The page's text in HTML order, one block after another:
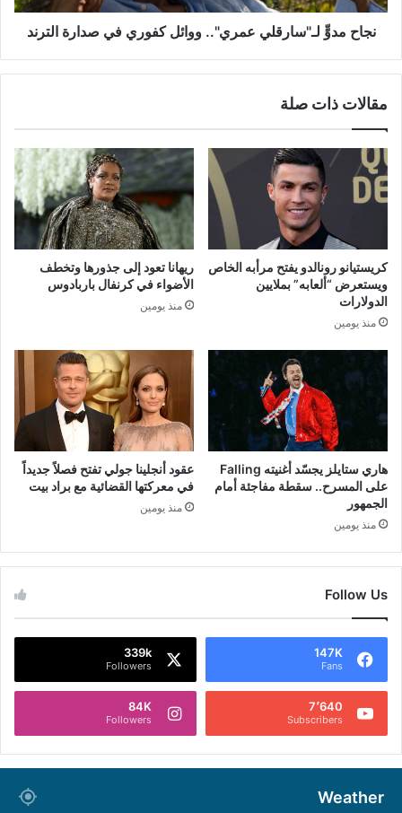
الترند
نجاح مدوٍّ لـ"سارقلي عمري".. ووائل كفوري في صدارة الترند
مقالات ذات صلة
كريستيانو رونالدو يفتح مرأبه الخاص
ويستعرض “ألعابه” بملايين
الدولارات
منذ يومين
ريهانا تعود إلى جذورها وتخطف
الأضواء في كرنفال باربادوس
منذ يومين
هاري ستايلز يجسّد أغنيته Falling
على المسرح.. سقطة مفاجئة أمام
الجمهور
منذ يومين
عقود أنجلينا جولي تفتح فصلاً جديداً
في معركتها القضائية مع براد بيت
منذ يومين
Follow Us
147K
Fans
339k
Followers
7٬640
Subscribers
84K
Followers
Weather